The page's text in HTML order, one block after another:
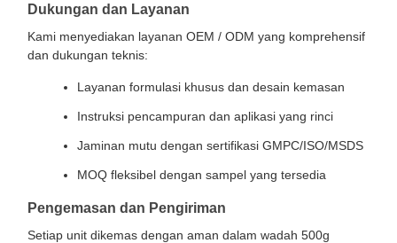
Dukungan dan Layanan
Kami menyediakan layanan OEM / ODM yang komprehensif
dan dukungan teknis:
Layanan formulasi khusus dan desain kemasan
Instruksi pencampuran dan aplikasi yang rinci
Jaminan mutu dengan sertifikasi GMPC/ISO/MSDS
MOQ fleksibel dengan sampel yang tersedia
Pengemasan dan Pengiriman
Setiap unit dikemas dengan aman dalam wadah 500g